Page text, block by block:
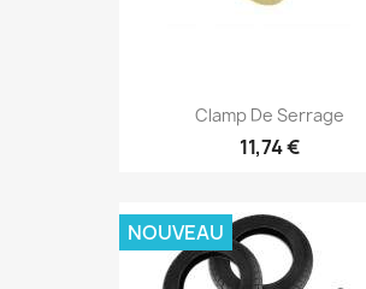
Clamp De Serrage
11,74 €
NOUVEAU